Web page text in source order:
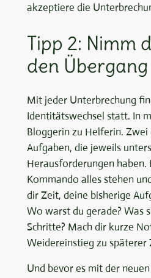
akzeptiere die
Tipp 2: Nimm
den Übergang
Mit jeder Unterbrechung
Identitätswechsel statt. In
Bloggerin zu Helferin. Zwei
Aufgaben, die jeweils
Herausforderungen haben.
Kommando alles stehen
dir Zeit, deine bisherige
Wo warst du gerade? Was
Schritte? Mach dir kurze
Weidereinstieg zu
Und bevor es mit der